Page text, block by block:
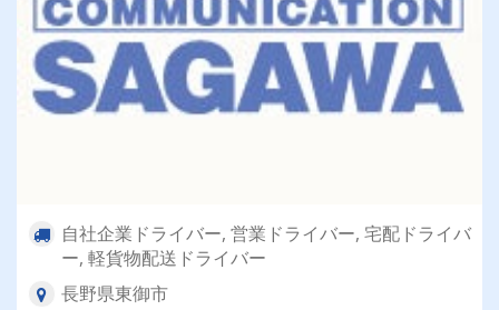
自社企業ドライバー, 営業ドライバー, 宅配ドライバ
ー, 軽貨物配送ドライバー
長野県東御市